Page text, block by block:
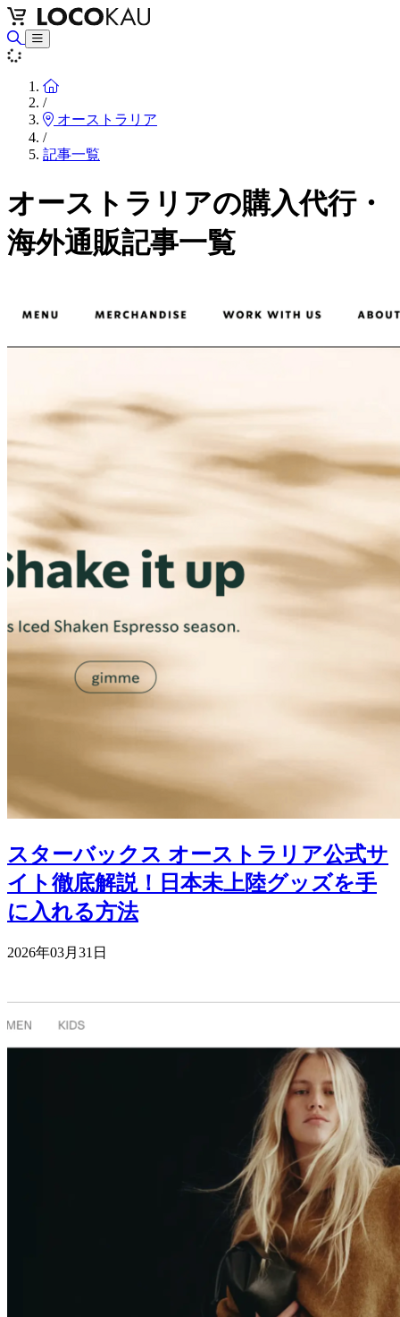
Home
/
オーストラリア
/
記事一覧
オーストラリアの購入代行・
海外通販記事一覧
スターバックス オーストラリア公式サ
イト徹底解説！日本未上陸グッズを手
に入れる方法
2026年03月31日